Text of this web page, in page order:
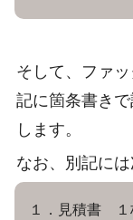
そして、ファ
記に箇条書き
します。
なお、別記に
１．見積書 １